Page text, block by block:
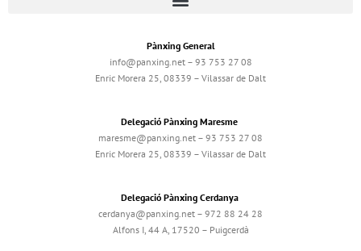
Pànxing General
info@panxing.net – 93 753 27 08
Enric Morera 25, 08339 – Vilassar de Dalt
Delegació Pànxing Maresme
maresme@panxing.net – 93 753 27 08
Enric Morera 25, 08339 – Vilassar de Dalt
Delegació Pànxing Cerdanya
cerdanya@panxing.net – 972 88 24 28
Alfons I, 44 A, 17520 – Puigcerdà